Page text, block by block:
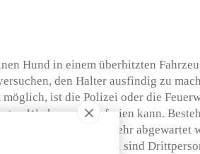
Hund in einem überhitzten
den Halter ausfindig zu
ist die Polizei oder die
Werkzeugen befreien kann.
kann natürlich nicht mehr abgewartet
eintrifft. In diesem Fall sind